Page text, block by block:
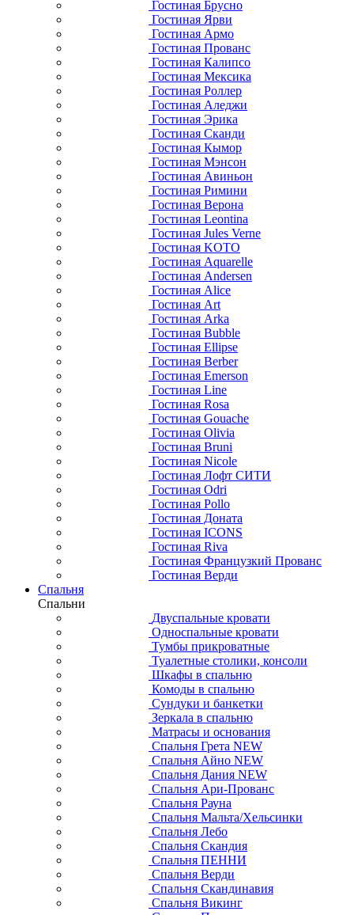
Гостиная Брусно
Гостиная Ярви
Гостиная Армо
Гостиная Прованс
Гостиная Калипсо
Гостиная Мексика
Гостиная Роллер
Гостиная Аледжи
Гостиная Эрика
Гостиная Сканди
Гостиная Кымор
Гостиная Мэнсон
Гостиная Авиньон
Гостиная Римини
Гостиная Верона
Гостиная Leontina
Гостиная Jules Verne
Гостиная KOTO
Гостиная Aquarelle
Гостиная Andersen
Гостиная Alice
Гостиная Art
Гостиная Arka
Гостиная Bubble
Гостиная Ellipse
Гостиная Berber
Гостиная Emerson
Гостиная Line
Гостиная Rosa
Гостиная Gouache
Гостиная Olivia
Гостиная Bruni
Гостиная Nicole
Гостиная Лофт СИТИ
Гостиная Odri
Гостиная Pollo
Гостиная Доната
Гостиная ICONS
Гостиная Riva
Гостиная Французкий Прованс
Гостиная Верди
Спальня
Спальни
Двуспальные кровати
Односпальные кровати
Тумбы прикроватные
Туалетные столики, консоли
Шкафы в спальню
Комоды в спальню
Сундуки и банкетки
Зеркала в спальню
Матрасы и основания
Спальня Грета NEW
Спальня Айно NEW
Спальня Дания NEW
Спальня Ари-Прованс
Спальня Рауна
Спальня Мальта/Хельсинки
Спальня Лебо
Спальня Скандия
Спальня ПЕННИ
Спальня Верди
Спальня Скандинавия
Спальня Викинг